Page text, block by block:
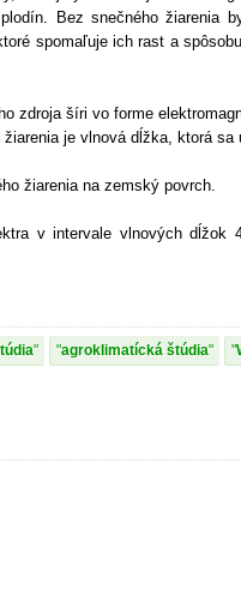
Bez snečného žiarenia
spomaľuje ich rast a
zdroja šíri vo forme
je vlnová dĺžka, ktorá sa
žiarenia na zemský povrch.
v intervale vlnových dĺžok
agroklimatícká štúdia